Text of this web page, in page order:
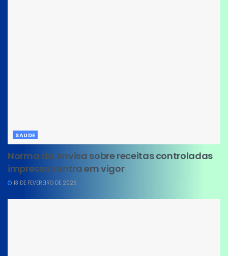
SAUDE
Norma da Anvisa sobre receitas controladas
impressas entra em vigor
13 DE FEVEREIRO DE 2026